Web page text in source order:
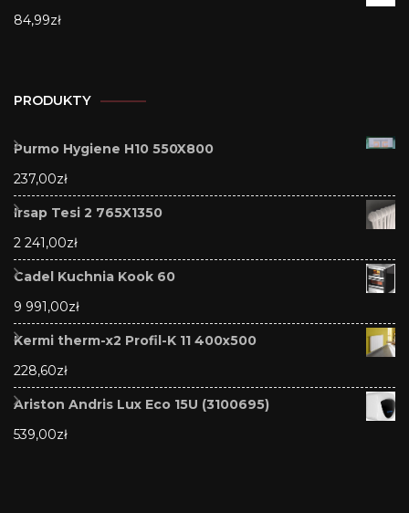
84,99zł
PRODUKTY
Purmo Hygiene H10 550X800
237,00zł
Irsap Tesi 2 765X1350
2 241,00zł
Cadel Kuchnia Kook 60
9 991,00zł
Kermi therm-x2 Profil-K 11 400x500
228,60zł
Ariston Andris Lux Eco 15U (3100695)
539,00zł